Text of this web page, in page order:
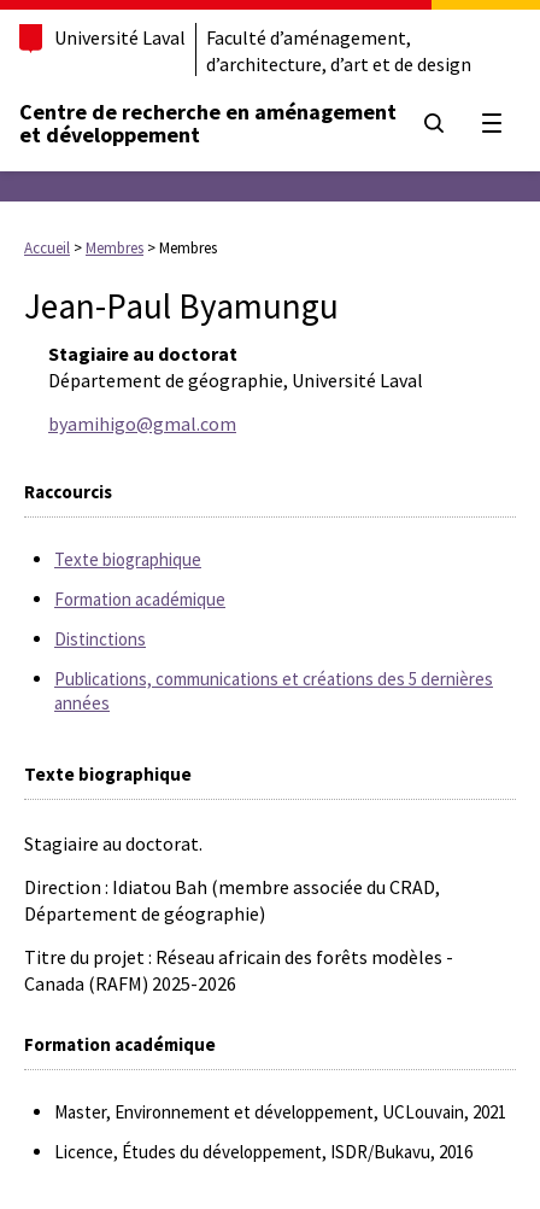
Université Laval
Faculté d’aménagement,
d’architecture, d’art et de design
Centre de recherche en aménagement
et développement
Accueil >Membres >Membres
Jean-Paul Byamungu
Stagiaire au doctorat
Département de géographie, Université Laval
byamihigo@gmal.com
Raccourcis
Texte biographique
Formation académique
Distinctions
Publications, communications et créations des 5 dernières
années
Texte biographique
Stagiaire au doctorat.
Direction : Idiatou Bah (membre associée du CRAD,
Département de géographie)
Titre du projet : Réseau africain des forêts modèles -
Canada (RAFM) 2025-2026
Formation académique
Master, Environnement et développement, UCLouvain, 2021
Licence, Études du développement, ISDR/Bukavu, 2016